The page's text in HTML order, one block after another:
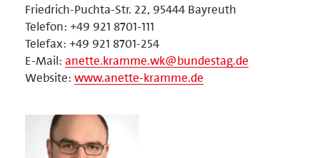
Friedrich-Puchta-Str. 22, 95444 Bayreuth
Telefon: +49 921 8701-111
Telefax: +49 921 8701-254
E-Mail: anette.kramme.wk@bundestag.de
Website: www.anette-kramme.de